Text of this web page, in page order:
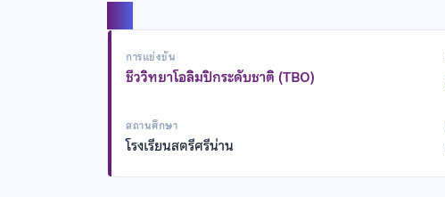
การแข่งขัน
ชีววิทยาโอลิมปิกระดับชาติ (TBO)
สถานศึกษา
โรงเรียนสตรีศรีน่าน